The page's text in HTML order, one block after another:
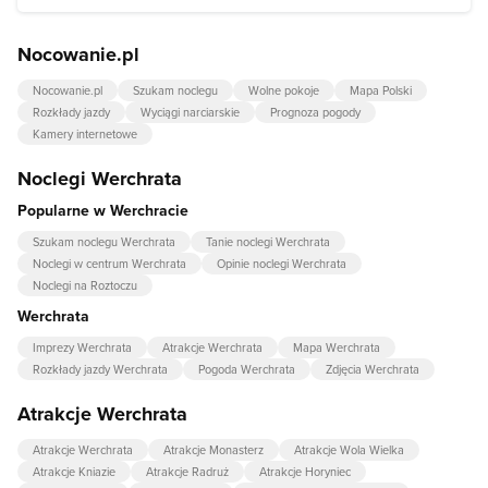
Nocowanie.pl
Nocowanie.pl Szukam noclegu Wolne pokoje
Mapa Polski
Rozkłady jazdy
Wyciągi narciarskie
Prognoza pogody
Kamery internetowe
Noclegi Werchrata
Popularne w Werchracie
Szukam noclegu Werchrata
Tanie noclegi Werchrata
Noclegi w centrum Werchrata
Opinie noclegi Werchrata
Noclegi na Roztoczu
Werchrata
Imprezy Werchrata Atrakcje Werchrata
Mapa Werchrata
Rozkłady jazdy Werchrata
Pogoda Werchrata Zdjęcia Werchrata
Atrakcje Werchrata
Atrakcje Werchrata Atrakcje Monasterz
Atrakcje Wola Wielka
Atrakcje Kniazie
Atrakcje Radruż
Atrakcje Horyniec